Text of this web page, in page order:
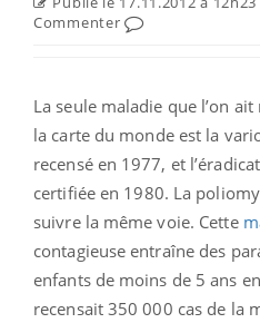
Commenter
La seule maladie que l’on
la carte du monde est la
recensé en 1977, et
certifiée en 1980. La
suivre la même voie. Cette
contagieuse entraîne des
enfants de moins de 5 ans
recensait 350 000 cas de la